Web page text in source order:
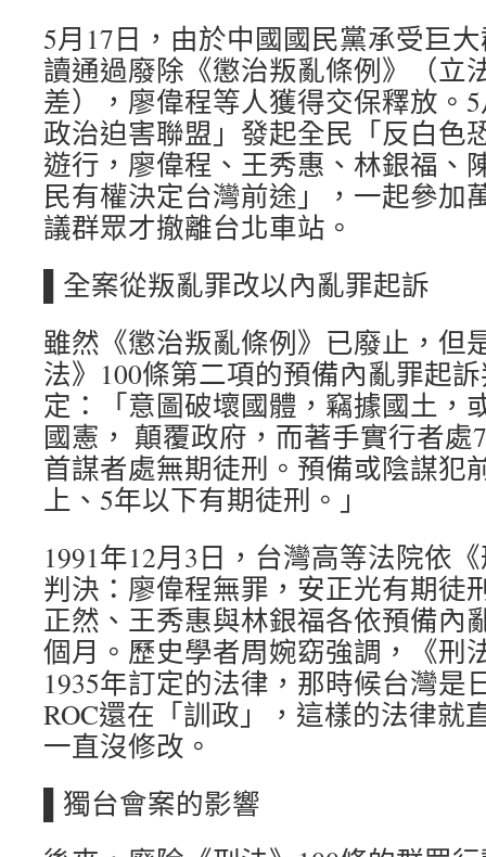
5月17日，由於中國國民黨承受巨
讀通過廢除《懲治叛亂條例》（立
差），廖偉程等人獲得交保釋放。
政治迫害聯盟」發起全民「反白色
遊行，廖偉程、王秀惠、林銀福、
民有權決定台灣前途」，一起參加
議群眾才撤離台北車站。
▌全案從叛亂罪改以內亂罪起訴
雖然《懲治叛亂條例》已廢止，但
法》100條第二項的預備內亂罪起
定：「意圖破壞國體，竊據國土，
國憲， 顛覆政府，而著手實行者處
首謀者處無期徒刑。預備或陰謀犯
上、5年以下有期徒刑。」
1991年12月3日，台灣高等法院依
判決：廖偉程無罪，安正光有期徒
正然、王秀惠與林銀福各依預備內
個月。歷史學者周婉窈強調，《刑
1935年訂定的法律，那時候台灣是
ROC還在「訓政」，這樣的法律就
一直沒修改。
▌獨台會案的影響